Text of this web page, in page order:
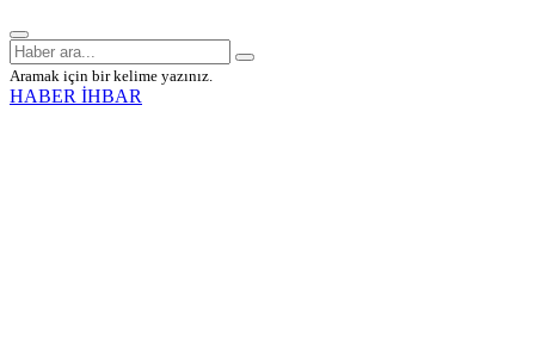
Aramak için bir kelime yazınız.
HABER İHBAR